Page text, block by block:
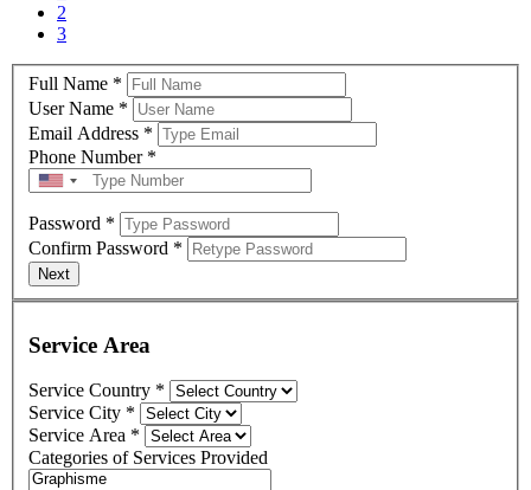
2
3
Full Name *
User Name *
Email Address *
Phone Number *
Password *
Confirm Password *
Service Area
Service Country *
Service City *
Service Area *
Categories of Services Provided